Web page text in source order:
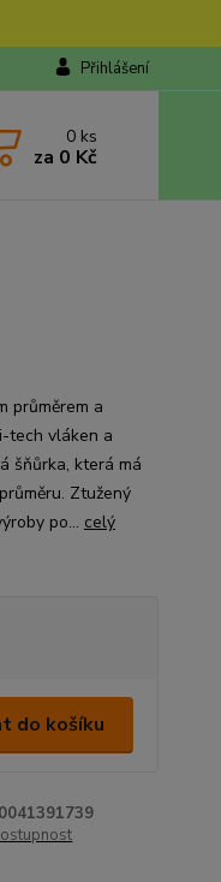
Přihlášení
0 ks
za 0 Kč
průměrem a
tech vláken a
šňůrka, která má
Ztužený
po... celý
do košíku